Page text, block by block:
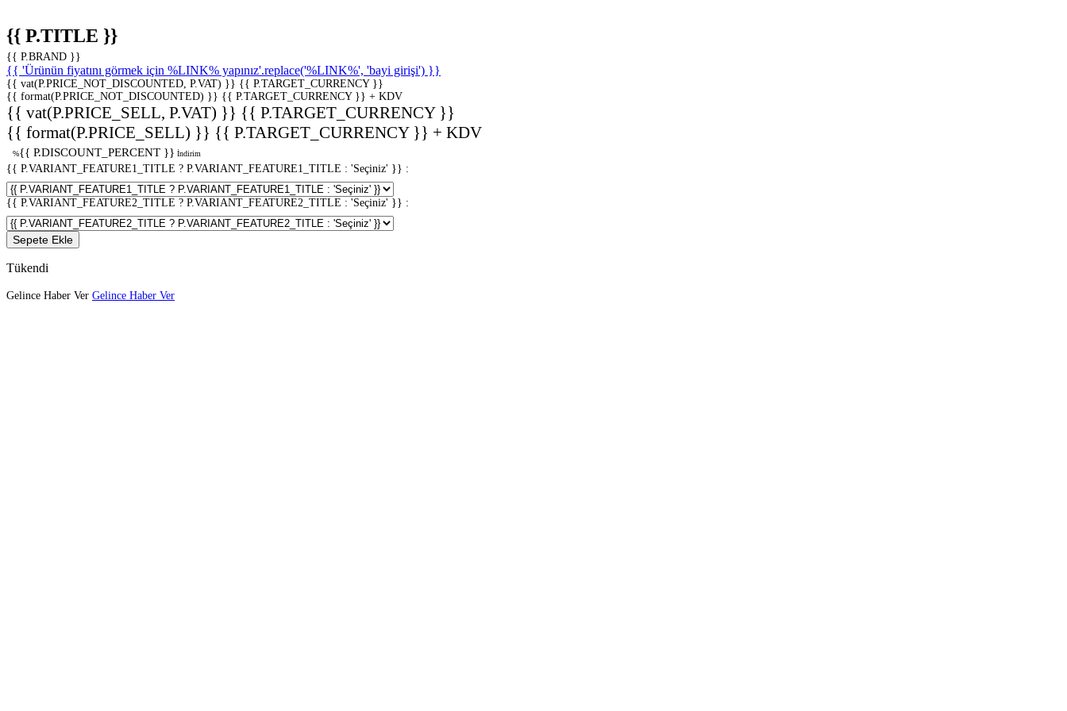
{{ P.TITLE }}
{{ P.BRAND }}
{{ 'Ürünün fiyatını görmek için %LINK% yapınız'.replace('%LINK%', 'bayi girişi') }}
{{ vat(P.PRICE_NOT_DISCOUNTED, P.VAT) }} {{ P.TARGET_CURRENCY }}
{{ format(P.PRICE_NOT_DISCOUNTED) }} {{ P.TARGET_CURRENCY }} + KDV
{{ vat(P.PRICE_SELL, P.VAT) }} {{ P.TARGET_CURRENCY }}
{{ format(P.PRICE_SELL) }} {{ P.TARGET_CURRENCY }} + KDV
%{{ P.DISCOUNT_PERCENT }} İndirim
{{ P.VARIANT_FEATURE1_TITLE ? P.VARIANT_FEATURE1_TITLE : 'Seçiniz' }} :
{{ P.VARIANT_FEATURE2_TITLE ? P.VARIANT_FEATURE2_TITLE : 'Seçiniz' }} :
Sepete Ekle
Tükendi
Gelince Haber Ver Gelince Haber Ver